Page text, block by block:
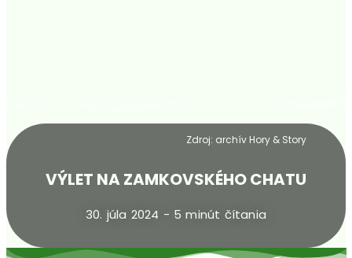
Zdroj: archív Hory & Story
VÝLET NA ZAMKOVSKÉHO CHATU
30. júla 2024 - 5 minút čítania